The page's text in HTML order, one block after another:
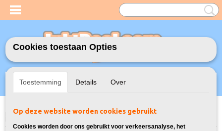
Inloggen Registreren
UW WINKELWAGEN
Home>Model Printer>405XL Inkt cartridges voor Epson
Cookies toestaan Opties
Toestemming Details Over
Op deze website worden cookies gebruikt
Cookies worden door ons gebruikt voor verkeersanalyse, het